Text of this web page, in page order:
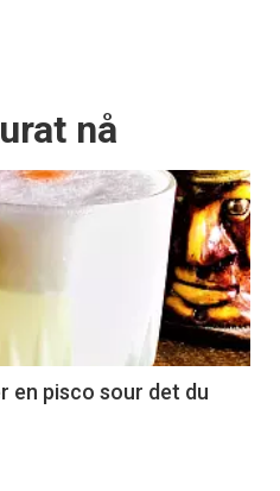
nå
en pisco sour det du